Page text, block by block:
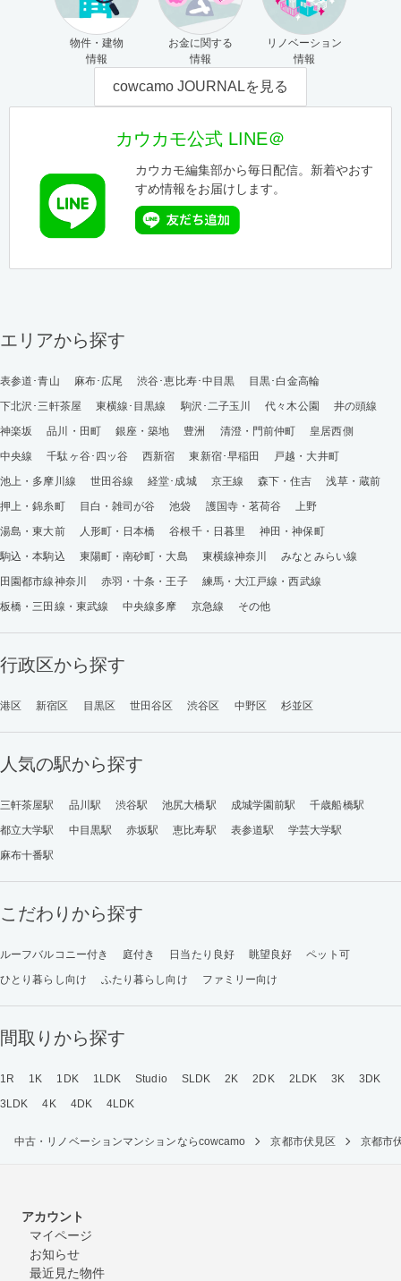
物件・建物
情報
お金に関する
情報
リノベーション
情報
cowcamo JOURNALを見る
カウカモ公式 LINE＠
カウカモ編集部から毎日配信。新着やおす
すめ情報をお届けします。
エリアから探す
表参道･青山 麻布･広尾 渋谷･恵比寿･中目黒
目黒･白金高輪
下北沢･三軒茶屋
東横線･目黒線 駒沢･二子玉川 代々木公園
井の頭線
神楽坂
品川・田町 銀座・築地 豊洲 清澄・門前仲町
皇居西側
中央線
千駄ヶ谷･四ッ谷 西新宿 東新宿･早稲田
戸越・大井町
池上・多摩川線
世田谷線 経堂･成城 京王線 森下・住吉
浅草・蔵前
押上・錦糸町
目白・雑司が谷 池袋 護国寺・茗荷谷
上野
湯島・東大前
人形町・日本橋 谷根千・日暮里
神田・神保町
駒込・本駒込
東陽町・南砂町・大島 東横線神奈川
みなとみらい線
田園都市線神奈川
赤羽・十条・王子
練馬・大江戸線・西武線
板橋・三田線・東武線
中央線多摩 京急線 その他
行政区から探す
港区 新宿区 目黒区 世田谷区 渋谷区 中野区 杉並区
人気の駅から探す
三軒茶屋駅 品川駅 渋谷駅 池尻大橋駅 成城学園前駅
千歳船橋駅
都立大学駅
中目黒駅 赤坂駅 恵比寿駅 表参道駅
学芸大学駅
麻布十番駅
こだわりから探す
ルーフバルコニー付き 庭付き 日当たり良好 眺望良好
ペット可
ひとり暮らし向け
ふたり暮らし向け ファミリー向け
間取りから探す
1R 1K 1DK 1LDK Studio SLDK 2K 2DK 2LDK 3K
3DK
3LDK
4K 4DK 4LDK
中古・リノベーションマンションならcowcamo 京都市伏見区 京都市
アカウント
マイページ
お知らせ
最近見た物件